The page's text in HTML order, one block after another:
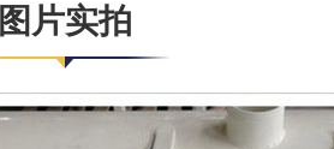
图片实拍